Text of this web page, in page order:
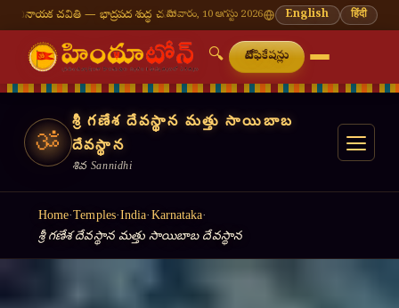
శుద్ధ చవితి⛩ తిరుమల తిరుపతి — నేటి దర్శన సమయాలు🔔 నవరాత్రి — 9 రోజులు 9
సోమవారం, 10 ఆగస్టు 2026 English हिंदी
🔍 నోటిఫికేషన్లు
ॐ
శ్రీ గణేశ దేవస్థాన మత్తు సాయిబాబ
దేవస్థాన
శివ Sannidhi
Home·Temples·India· Karnataka·
శ్రీ గణేశ దేవస్థాన మత్తు సాయిబాబ దేవస్థాన